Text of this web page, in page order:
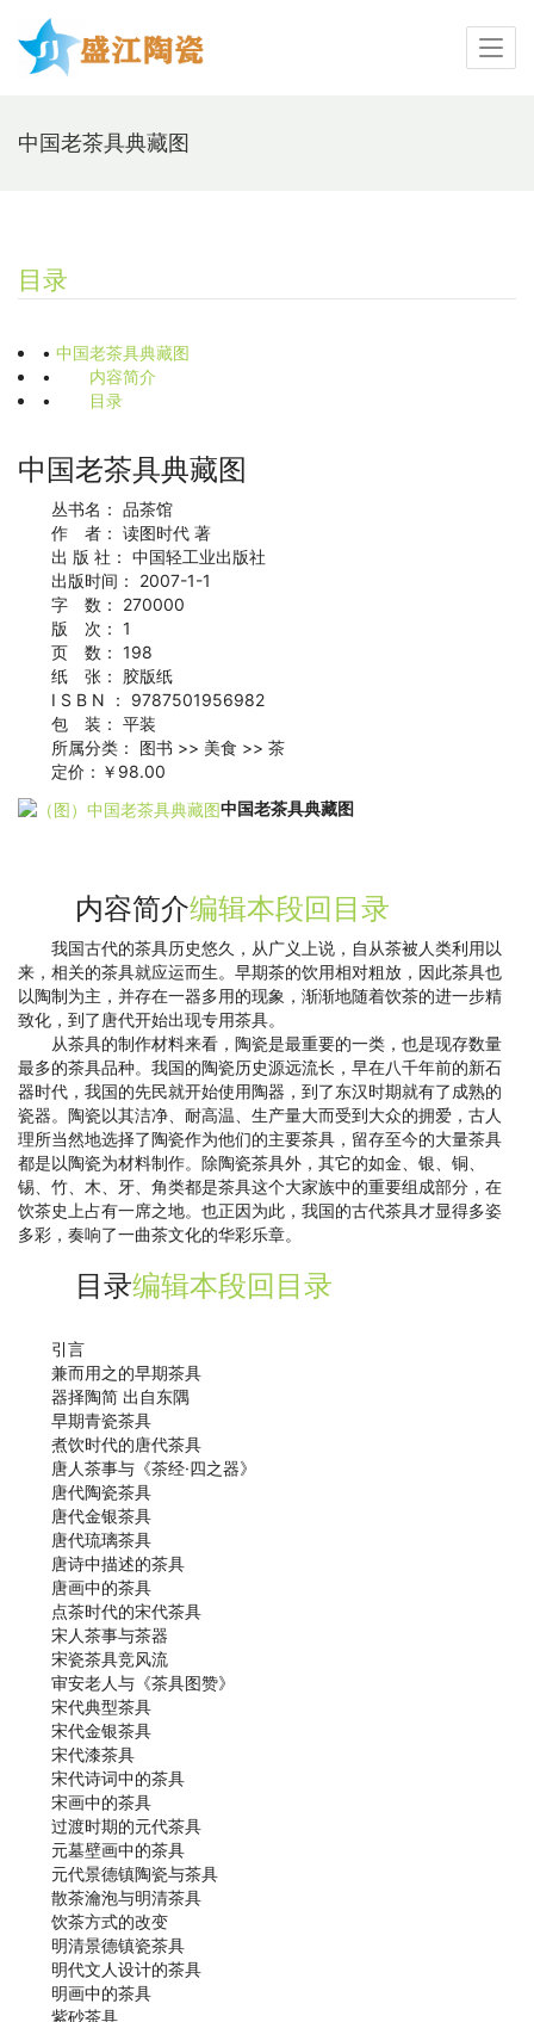
中国老茶具典藏图
目录
• 中国老茶具典藏图
•
内容简介
•
目录
中国老茶具典藏图
丛书名： 品茶馆
作 者： 读图时代 著
出 版 社： 中国轻工业出版社
出版时间： 2007-1-1
字 数： 270000
版 次： 1
页 数： 198
纸 张： 胶版纸
I S B N ： 9787501956982
包 装： 平装
所属分类： 图书 >> 美食 >> 茶
定价：￥98.00
中国老茶具典藏图
内容简介编辑本段回目录
我国古代的茶具历史悠久，从广义上说，自从茶被人类利用以
来，相关的茶具就应运而生。早期茶的饮用相对粗放，因此茶具也
以陶制为主，并存在一器多用的现象，渐渐地随着饮茶的进一步精
致化，到了唐代开始出现专用茶具。
从茶具的制作材料来看，陶瓷是最重要的一类，也是现存数量
最多的茶具品种。我国的陶瓷历史源远流长，早在八千年前的新石
器时代，我国的先民就开始使用陶器，到了东汉时期就有了成熟的
瓷器。陶瓷以其洁净、耐高温、生产量大而受到大众的拥爱，古人
理所当然地选择了陶瓷作为他们的主要茶具，留存至今的大量茶具
都是以陶瓷为材料制作。除陶瓷茶具外，其它的如金、银、铜、
锡、竹、木、牙、角类都是茶具这个大家族中的重要组成部分，在
饮茶史上占有一席之地。也正因为此，我国的古代茶具才显得多姿
多彩，奏响了一曲茶文化的华彩乐章。
目录编辑本段回目录
引言
兼而用之的早期茶具
器择陶简 出自东隅
早期青瓷茶具
煮饮时代的唐代茶具
唐人茶事与《茶经·四之器》
唐代陶瓷茶具
唐代金银茶具
唐代琉璃茶具
唐诗中描述的茶具
唐画中的茶具
点茶时代的宋代茶具
宋人茶事与茶器
宋瓷茶具竞风流
审安老人与《茶具图赞》
宋代典型茶具
宋代金银茶具
宋代漆茶具
宋代诗词中的茶具
宋画中的茶具
过渡时期的元代茶具
元墓壁画中的茶具
元代景德镇陶瓷与茶具
散茶瀹泡与明清茶具
饮茶方式的改变
明清景德镇瓷茶具
明代文人设计的茶具
明画中的茶具
紫砂茶具